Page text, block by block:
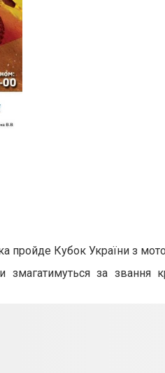
пройде Кубок України з
змагатимуться за